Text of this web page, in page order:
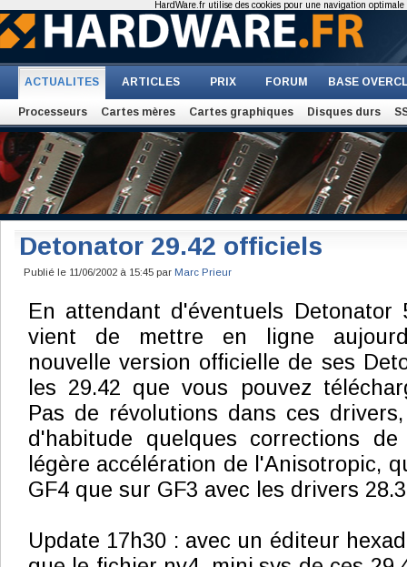
ACTUALITES ARTICLES PRIX FORUM BASE
Processeurs Cartes mères Cartes graphiques Disques durs
Detonator 29.42 officiels
Publié le 11/06/2002 à 15:45 par Marc Prieur
En attendant d'éventuels Detonator
vient de mettre en ligne
nouvelle version officielle de ses
les 29.42 que vous pouvez
Pas de révolutions dans ces
d'habitude quelques corrections
légère accélération de l'Anisotropic,
GF4 que sur GF3 avec les drivers
Update 17h30 : avec un éditeur
HardWare.fr utilise des cookies pour une navigation